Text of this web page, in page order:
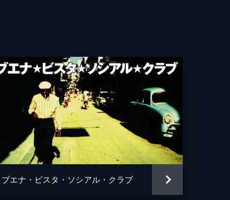
ブエナ・ビスタ・ソシアル・クラブ